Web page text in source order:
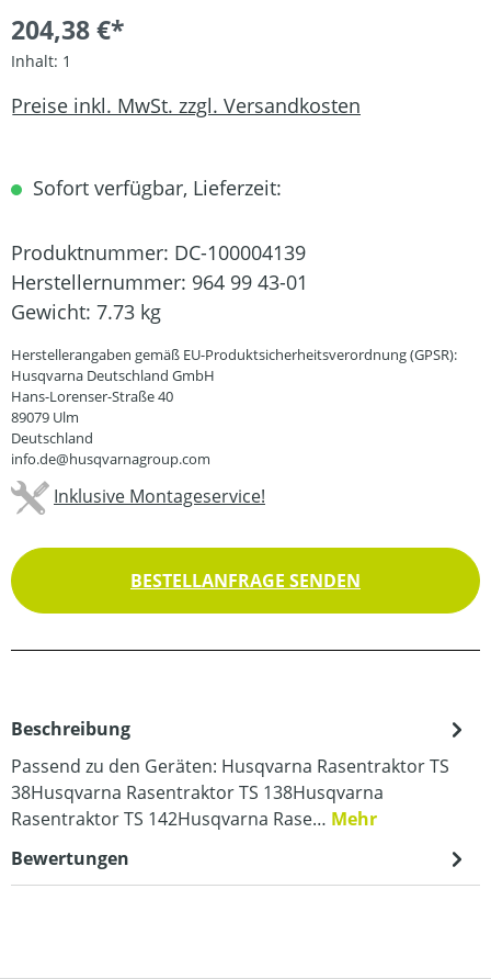
204,38 €*
Inhalt: 1
Preise inkl. MwSt. zzgl. Versandkosten
Sofort verfügbar, Lieferzeit:
Produktnummer: DC-100004139
Herstellernummer: 964 99 43-01
Gewicht: 7.73 kg
Herstellerangaben gemäß EU-Produktsicherheitsverordnung (GPSR):
Husqvarna Deutschland GmbH
Hans-Lorenser-Straße 40
89079 Ulm
Deutschland
info.de@husqvarnagroup.com
Inklusive Montageservice!
BESTELLANFRAGE SENDEN
Beschreibung
Passend zu den Geräten: Husqvarna Rasentraktor TS
38Husqvarna Rasentraktor TS 138Husqvarna
Rasentraktor TS 142Husqvarna Rase… Mehr
Bewertungen